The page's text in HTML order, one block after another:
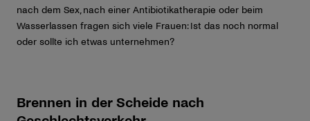
nach dem Sex, nach einer Antibiotikatherapie oder beim
Wasserlassen fragen sich viele Frauen: Ist das noch normal
oder sollte ich etwas unternehmen?
Brennen in der Scheide nach